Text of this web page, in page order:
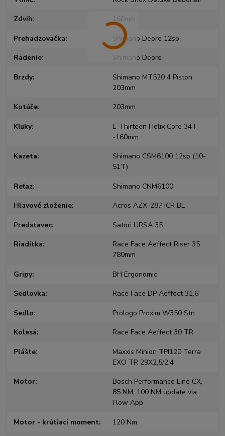
Zdvih 160mm
Prehadzovačka Shimano Deore 12sp
Radenie Shimano Deore
Brzdy
Shimano MT520 4 Piston
203mm
Kotúče 203mm
Kľuky
E-Thirteen Helix Core 34T
-160mm
Kazeta
Shimano CSM6100 12sp (10-
51T)
Reťaz Shimano CNM6100
Hlavové zloženie Acros AZX-287 ICR BL
Predstavec Satori URSA 35
Riadítka
Race Face Aeffect Riser 35
780mm
Gripy BH Ergonomic
Sedlovka Race Face DP Aeffect 31,6
Sedlo Prologo Proxim W350 Stn
Kolesá Race Face Aeffect 30 TR
Plášte
Maxxis Minion TPI120 Terra
EXO TR 29X2,5/2,4
Motor
Bosch Performance Line CX,
85 NM, 100 NM update via
Flow App
Motor - krútiaci moment 120 Nm